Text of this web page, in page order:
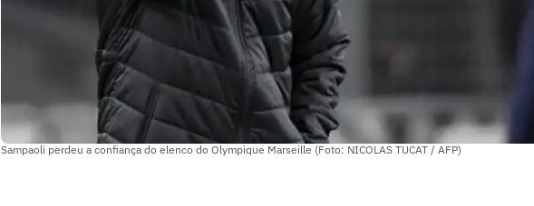
Sampaoli perdeu a confiança do elenco do Olympique Marseille (Foto: NICOLAS TUCAT / AFP)